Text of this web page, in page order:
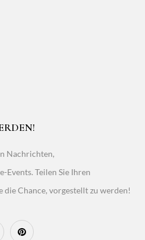
Nachrichten,
Teilen Sie Ihren
die Chance, vorgestellt zu werden!